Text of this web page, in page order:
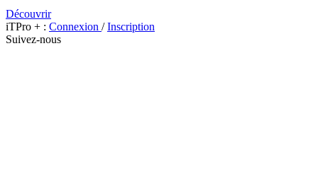
Découvrir
iTPro + : Connexion /Inscription
Suivez-nous